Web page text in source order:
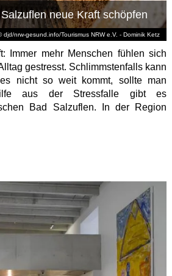
djd/nrw-gesund.info/Tourismus NRW e.V. - Dominik Ketz
neue Kraft schöpfen
Immer mehr Menschen fühlen sich
gestresst. Schlimmstenfalls kann
nicht so weit kommt, sollte man
aus der Stressfalle gibt es
Bad Salzuflen. In der Region